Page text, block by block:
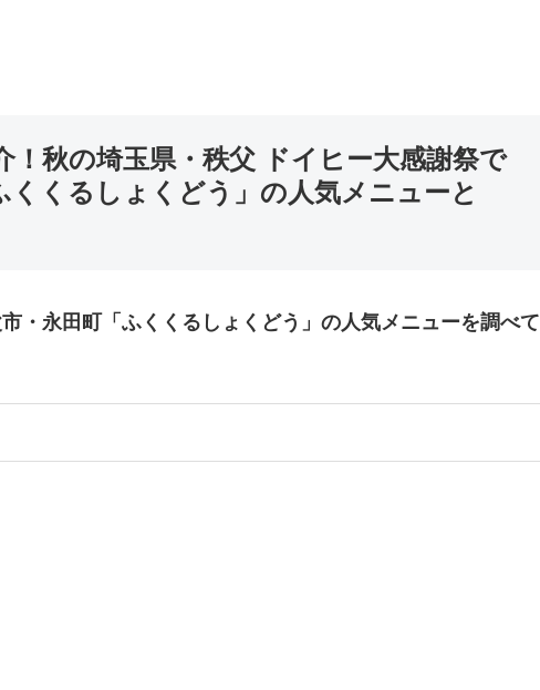
！秋の埼玉県・秩父 ドイヒー大感謝祭で
くくるしょくどう」の人気メニューと
・永田町「ふくくるしょくどう」の人気メニューを調べて